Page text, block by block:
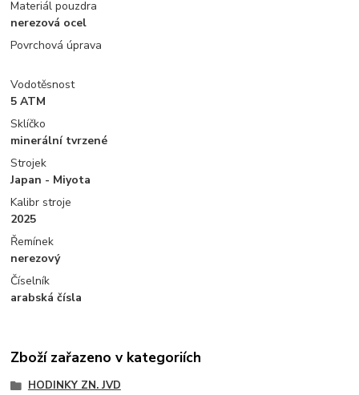
Materiál pouzdra
nerezová ocel
Povrchová úprava
Vodotěsnost
5 ATM
Sklíčko
minerální tvrzené
Strojek
Japan - Miyota
Kalibr stroje
2025
Řemínek
nerezový
Číselník
arabská čísla
Zboží zařazeno v kategoriích
HODINKY ZN. JVD